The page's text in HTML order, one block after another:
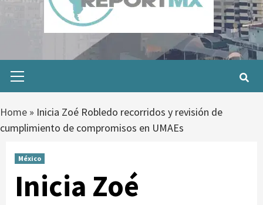
Menu
Home » Inicia Zoé Robledo recorridos y revisión de
cumplimiento de compromisos en UMAEs
México
Inicia Zoé